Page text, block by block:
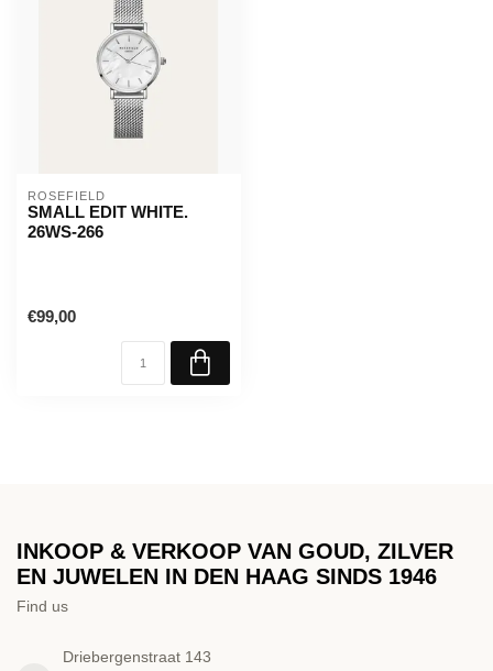
ROSEFIELD
SMALL EDIT WHITE.
26WS-266
€99,00
INKOOP & VERKOOP VAN GOUD, ZILVER
EN JUWELEN IN DEN HAAG SINDS 1946
Find us
Driebergenstraat 143